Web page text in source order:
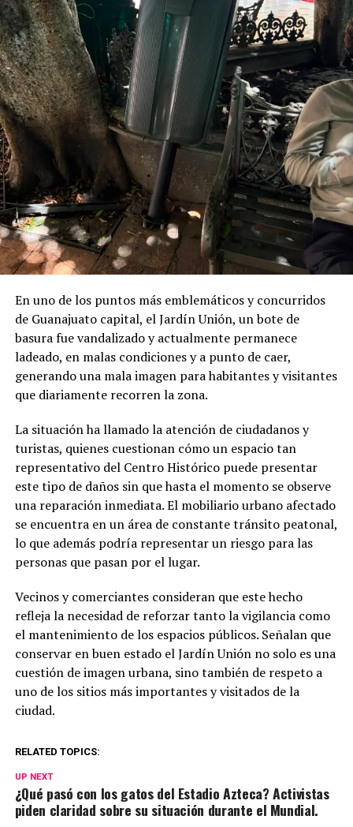
En uno de los puntos más emblemáticos y concurridos
de Guanajuato capital, el Jardín Unión, un bote de
basura fue vandalizado y actualmente permanece
ladeado, en malas condiciones y a punto de caer,
generando una mala imagen para habitantes y visitantes
que diariamente recorren la zona.
La situación ha llamado la atención de ciudadanos y
turistas, quienes cuestionan cómo un espacio tan
representativo del Centro Histórico puede presentar
este tipo de daños sin que hasta el momento se observe
una reparación inmediata. El mobiliario urbano afectado
se encuentra en un área de constante tránsito peatonal,
lo que además podría representar un riesgo para las
personas que pasan por el lugar.
Vecinos y comerciantes consideran que este hecho
refleja la necesidad de reforzar tanto la vigilancia como
el mantenimiento de los espacios públicos. Señalan que
conservar en buen estado el Jardín Unión no solo es una
cuestión de imagen urbana, sino también de respeto a
uno de los sitios más importantes y visitados de la
ciudad.
RELATED TOPICS:
UP NEXT
¿Qué pasó con los gatos del Estadio Azteca? Activistas
piden claridad sobre su situación durante el Mundial.